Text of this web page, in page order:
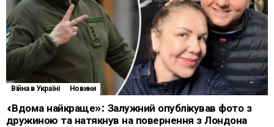
Війна в Україні Новини
«Вдома найкраще»: Залужний опублікував фото з
дружиною та натякнув на повернення з Лондона